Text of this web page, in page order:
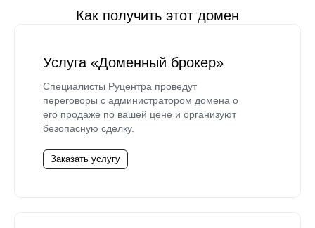
Как получить этот домен
Услуга «Доменный брокер»
Специалисты Руцентра проведут
переговоры с администратором домена о
его продаже по вашей цене и организуют
безопасную сделку.
Заказать услугу